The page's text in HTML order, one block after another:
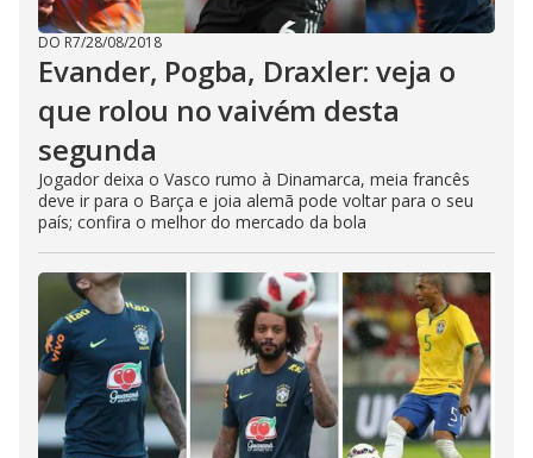
DO R7/28/08/2018
Evander, Pogba, Draxler: veja o
que rolou no vaivém desta
segunda
Jogador deixa o Vasco rumo à Dinamarca, meia francês
deve ir para o Barça e joia alemã pode voltar para o seu
país; confira o melhor do mercado da bola